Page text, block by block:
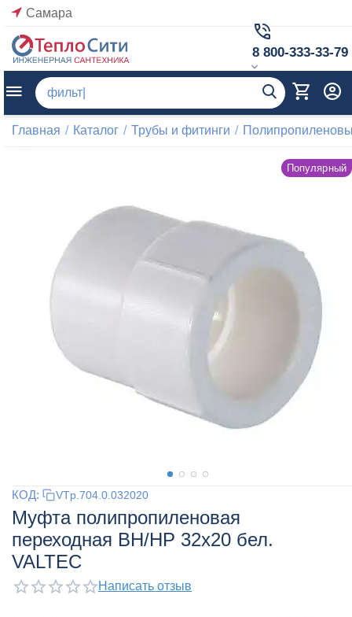
Самара
8 800-333-33-79
Главная / Каталог / Трубы и фитинги /
Популярный
КОД: VTp.704.0.032020
Муфта полипропиленовая
переходная ВН/НР 32x20 бел.
VALTEC
Написать отзыв